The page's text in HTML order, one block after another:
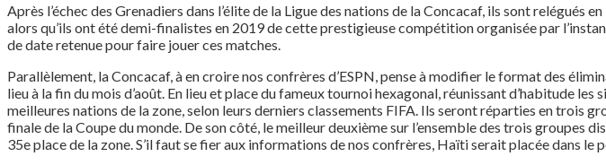
Après l’échec des Grenadiers dans l’élite de la Ligue des nations de la Concacaf, ils sont
alors qu’ils ont été demi-finalistes en 2019 de cette prestigieuse compétition organisée par
de date retenue pour faire jouer ces matches.
Parallèlement, la Concacaf, à en croire nos confrères d’ESPN, pense à modifier le format des
lieu à la fin du mois d’août. En lieu et place du fameux tournoi hexagonal, réunissant d’habitude
meilleures nations de la zone, selon leurs derniers classements FIFA. Ils seront réparties en trois
finale de la Coupe du monde. De son côté, le meilleur deuxième sur l’ensemble des trois groupes
35e place de la zone. S’il faut se fier aux informations de nos confrères, Haïti serait placée dans